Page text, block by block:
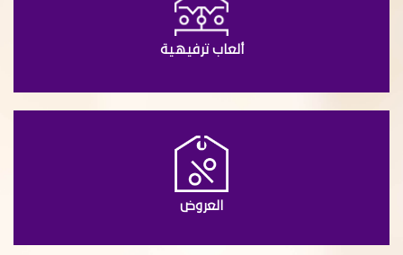
ألعاب ترفيهية
العروض